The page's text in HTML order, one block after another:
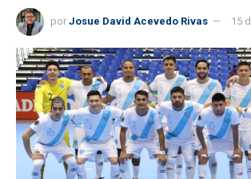
por Josue David Acevedo Rivas 15